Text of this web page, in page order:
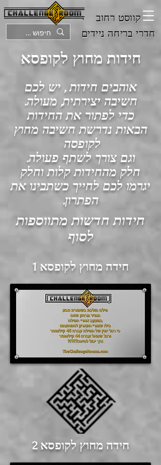
קווסט רחוב
חדרי בריחה ניידים
חידות מחוץ לקופסא
אוהבים חידות , יש לכם
חשיבה יצירתית, מעולה.
כדי לפתור את החידות
הבאות נדרשת חשיבה מחוץ
לקופסה
וגם צורך לשתף פעולה.
חלק מהחידות קלות וחלק
יגרמו לכם לחייך כשתבינו את
הפתרון.
חידות חדשות מתווספות
לסוף
חידה מחוץ לקופסא 1
חידה מחוץ לקופסא 2